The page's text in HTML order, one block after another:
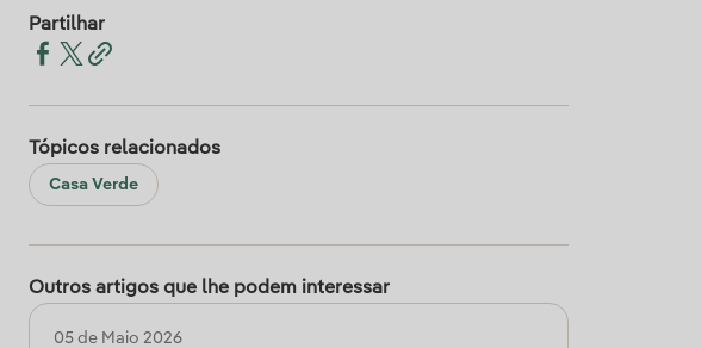
Partilhar
Tópicos relacionados
Casa Verde
Outros artigos que lhe podem interessar
05 de Maio 2026